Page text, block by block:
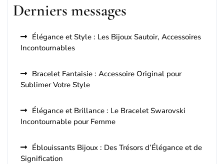
Derniers messages
Élégance et Style : Les Bijoux Sautoir, Accessoires
Incontournables
Bracelet Fantaisie : Accessoire Original pour
Sublimer Votre Style
Élégance et Brillance : Le Bracelet Swarovski
Incontournable pour Femme
Éblouissants Bijoux : Des Trésors d’Élégance et de
Signification